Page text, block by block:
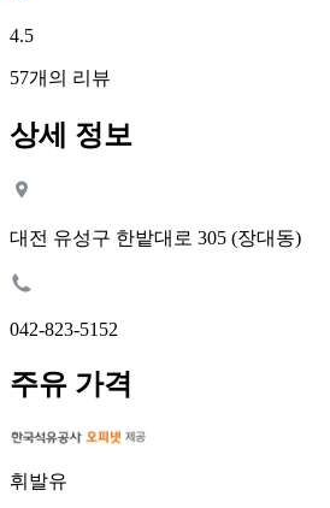
4.5
57개의 리뷰
상세 정보
대전 유성구 한밭대로 305 (장대동)
042-823-5152
주유 가격
휘발유